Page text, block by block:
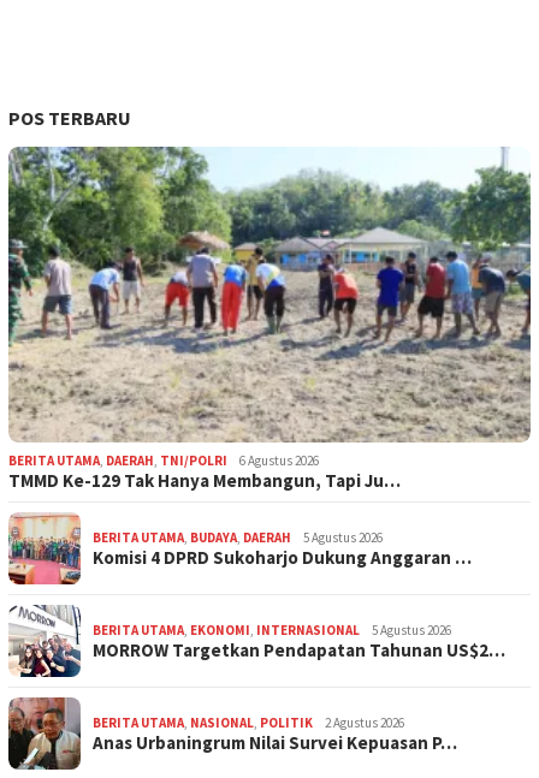
POS TERBARU
BERITA UTAMA, DAERAH, TNI/POLRI 6 Agustus 2026
TMMD Ke-129 Tak Hanya Membangun, Tapi Ju…
BERITA UTAMA, BUDAYA, DAERAH 5 Agustus 2026
Komisi 4 DPRD Sukoharjo Dukung Anggaran …
BERITA UTAMA, EKONOMI, INTERNASIONAL 5 Agustus 2026
MORROW Targetkan Pendapatan Tahunan US$2…
BERITA UTAMA, NASIONAL, POLITIK 2 Agustus 2026
Anas Urbaningrum Nilai Survei Kepuasan P…